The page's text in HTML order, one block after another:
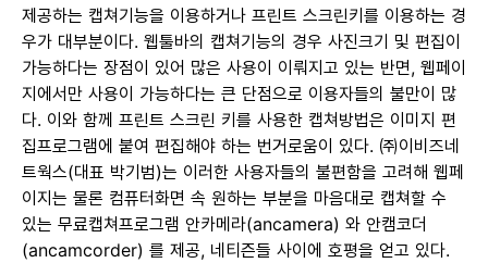
제공하는 캡쳐기능을 이용하거나 프린트 스크린키를 이용하는 경
우가 대부분이다. 웹툴바의 캡쳐기능의 경우 사진크기 및 편집이
가능하다는 장점이 있어 많은 사용이 이뤄지고 있는 반면, 웹페이
지에서만 사용이 가능하다는 큰 단점으로 이용자들의 불만이 많
다. 이와 함께 프린트 스크린 키를 사용한 캡쳐방법은 이미지 편
집프로그램에 붙여 편집해야 하는 번거로움이 있다. ㈜이비즈네
트웍스(대표 박기범)는 이러한 사용자들의 불편함을 고려해 웹페
이지는 물론 컴퓨터화면 속 원하는 부분을 마음대로 캡쳐할 수
있는 무료캡쳐프로그램 안카메라(ancamera) 와 안캠코더
(ancamcorder) 를 제공, 네티즌들 사이에 호평을 얻고 있다.